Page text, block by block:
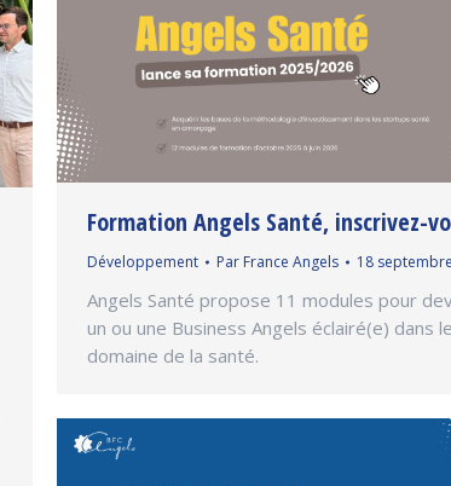
Formation Angels Santé, inscrivez-
Développement Par France Angels 18
Angels Santé propose 11 modules pour
un ou une Business Angels éclairé(e) dans le
domaine de la santé.